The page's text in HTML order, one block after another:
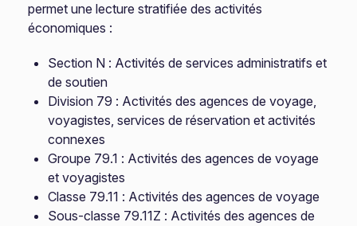
permet une lecture stratifiée des activités
économiques :
Section N : Activités de services administratifs et
de soutien
Division 79 : Activités des agences de voyage,
voyagistes, services de réservation et activités
connexes
Groupe 79.1 : Activités des agences de voyage
et voyagistes
Classe 79.11 : Activités des agences de voyage
Sous-classe 79.11Z : Activités des agences de